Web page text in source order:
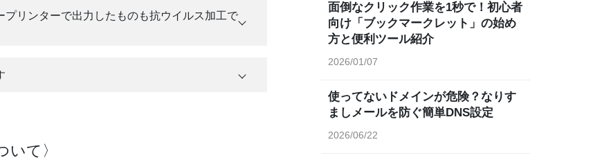
リンターで出力したものも抗ウイルス加工で
いて〉
面倒なクリック作業を1秒で！初心者
向け「ブックマークレット」の始め
方と便利ツール紹介
2026/01/07
使ってないドメインが危険？なりす
ましメールを防ぐ簡単DNS設定
2026/06/22